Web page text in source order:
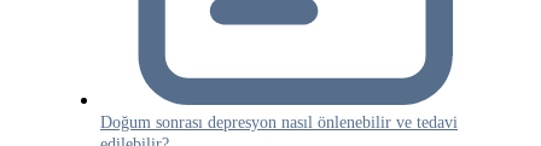
Doğum sonrası depresyon nasıl önlenebilir ve tedavi